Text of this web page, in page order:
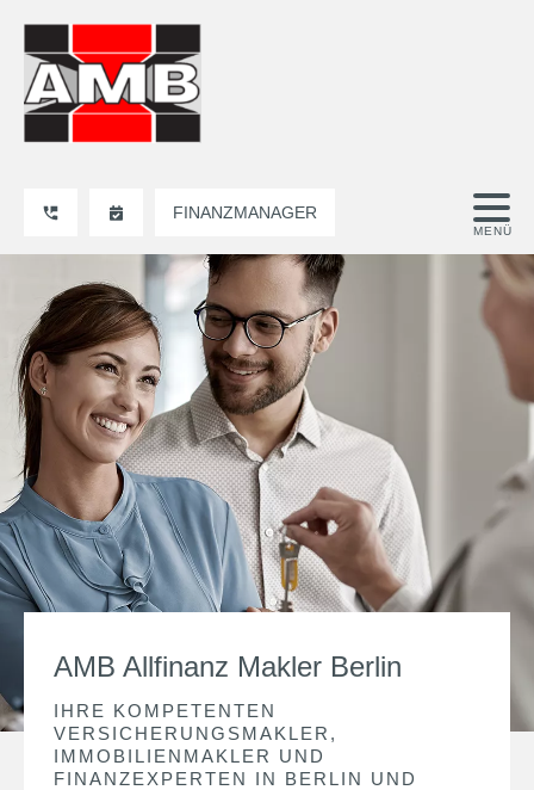
FINANZMANAGER
AMB Allfinanz Makler Berlin
IHRE KOMPETENTEN
VERSICHERUNGSMAKLER,
IMMOBILIENMAKLER UND
FINANZEXPERTEN IN BERLIN UND